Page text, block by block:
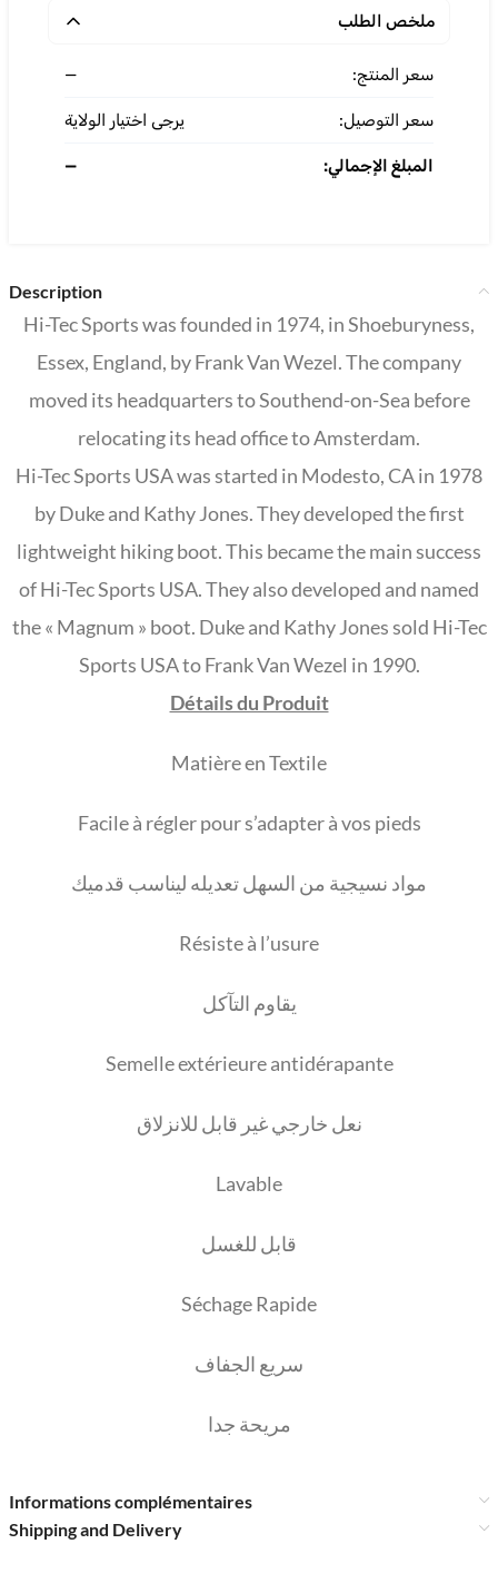
ملخص الطلب
سعر المنتج: —
سعر التوصيل: يرجى اختيار الولاية
المبلغ الإجمالي: —
Description
Hi-Tec Sports was founded in 1974, in Shoeburyness,
Essex, England, by Frank Van Wezel. The company
moved its headquarters to Southend-on-Sea before
relocating its head office to Amsterdam.
Hi-Tec Sports USA was started in Modesto, CA in 1978
by Duke and Kathy Jones. They developed the first
lightweight hiking boot. This became the main success
of Hi-Tec Sports USA. They also developed and named
the « Magnum » boot. Duke and Kathy Jones sold Hi-Tec
Sports USA to Frank Van Wezel in 1990.
Détails du Produit
Matière en Textile
Facile à régler pour s’adapter à vos pieds
مواد نسيجية من السهل تعديله ليناسب قدميك
Résiste à l’usure
يقاوم التآكل
Semelle extérieure antidérapante
نعل خارجي غير قابل للانزلاق
Lavable
قابل للغسل
Séchage Rapide
سريع الجفاف
مريحة جدا
Informations complémentaires
Shipping and Delivery